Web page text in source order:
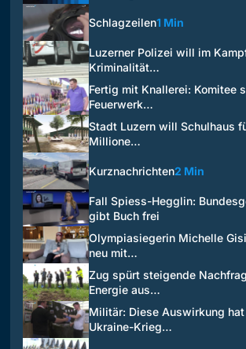
Schlagzeilen1 Min
Luzerner Polizei will im
Kriminalität…
Fertig mit Knallerei: Komitee
Feuerwerk…
Stadt Luzern will Schulhaus
Millione…
Kurznachrichten2 Min
Fall Spiess-Hegglin:
gibt Buch frei
Olympiasiegerin Michelle
neu mit…
Zug spürt steigende
Energie aus…
Militär: Diese Auswirkung
Ukraine-Krieg…